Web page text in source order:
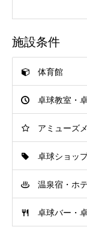
施設条件
体育館
卓球教室・
アミューズ
卓球ショッ
温泉宿・ホ
卓球バー・